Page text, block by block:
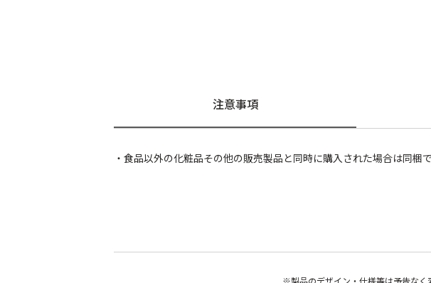
注意事項
・食品以外の化粧品その他の販売製品と同時に購入された場合は同梱
※製品のデザイン・仕様等は予告なく